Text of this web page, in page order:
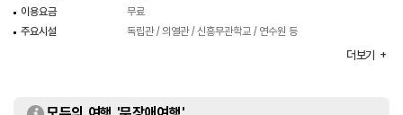
이용요금
무료
주요시설
독립관 / 의열관 / 신흥무관학교 / 연수원 등
더보기